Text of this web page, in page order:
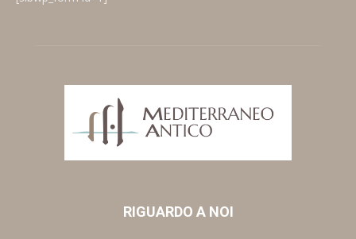
RIGUARDO A NOI